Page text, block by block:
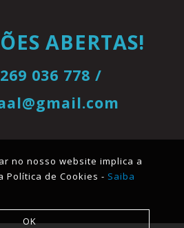
ABERTAS!
036 778 /
no nosso website implica a
Política de Cookies - Saiba
OK